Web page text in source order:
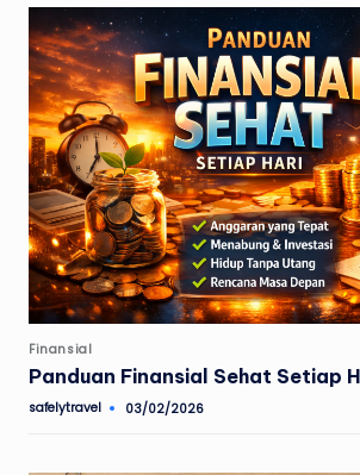
Posted
in
Finansial
Panduan Finansial Sehat Setiap
Posted
safelytravel 03/02/2026